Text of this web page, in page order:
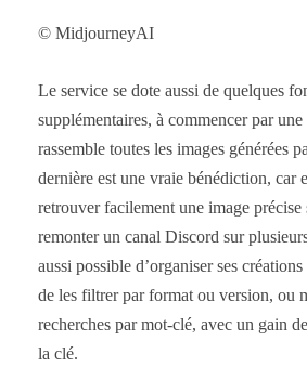
© MidjourneyAI
Le service se dote aussi de quelques
supplémentaires, à commencer par
rassemble toutes les images générées
dernière est une vraie bénédiction, car
retrouver facilement une image précise
remonter un canal Discord sur
aussi possible d’organiser ses
de les filtrer par format ou version, ou
recherches par mot-clé, avec un gain
la clé.